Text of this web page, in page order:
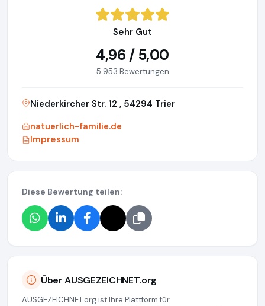
Sehr Gut
4,96 / 5,00
5.953 Bewertungen
Niederkircher Str. 12 , 54294 Trier
natuerlich-familie.de
Impressum
Diese Bewertung teilen:
Über AUSGEZEICHNET.org
AUSGEZEICHNET.org ist Ihre Plattform für